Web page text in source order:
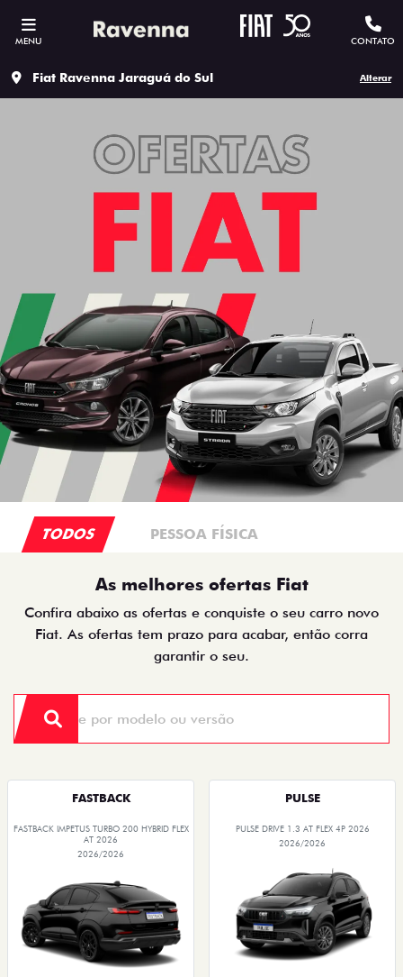
MENU CONTATO
Fiat Ravenna Jaraguá do Sul Alterar
TODOS PESSOA FÍSICA
As melhores ofertas Fiat
Confira abaixo as ofertas e conquiste o seu carro novo
Fiat. As ofertas tem prazo para acabar, então corra
garantir o seu.
FASTBACK
FASTBACK IMPETUS TURBO 200 HYBRID FLEX
AT 2026
2026/2026
PULSE
PULSE DRIVE 1.3 AT FLEX 4P 2026
2026/2026